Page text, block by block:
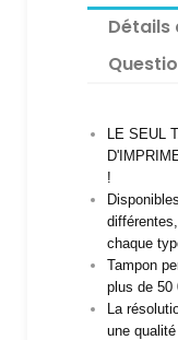
Détails
LE SEUL
!
chaque
Tampon
plus de 50
La
une